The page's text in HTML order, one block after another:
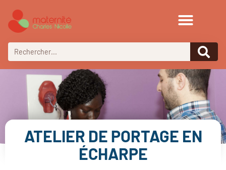
ATELIER DE PORTAGE EN
ÉCHARPE